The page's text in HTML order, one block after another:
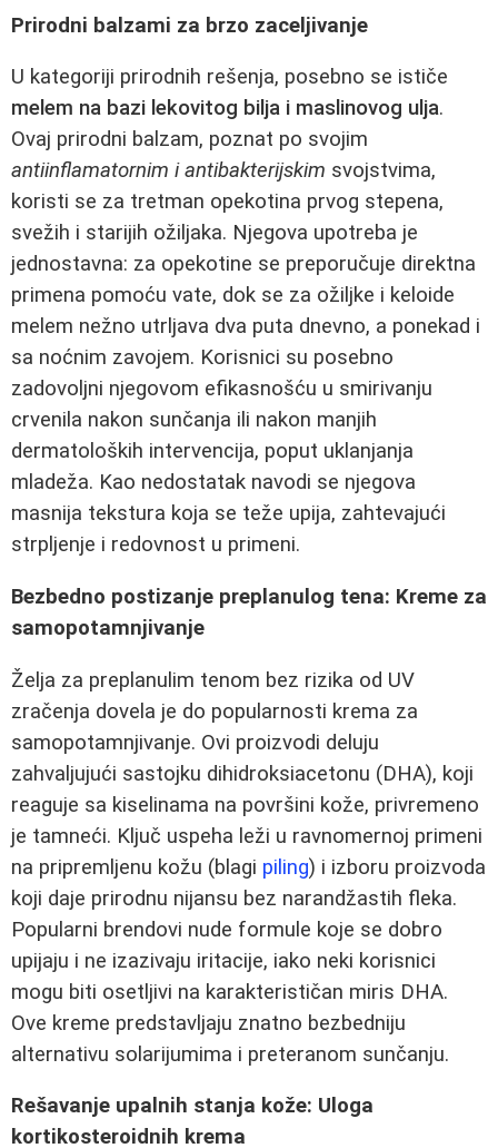
Prirodni balzami za brzo zaceljivanje
U kategoriji prirodnih rešenja, posebno se ističe
melem na bazi lekovitog bilja i maslinovog ulja.
Ovaj prirodni balzam, poznat po svojim
antiinflamatornim i antibakterijskim svojstvima,
koristi se za tretman opekotina prvog stepena,
svežih i starijih ožiljaka. Njegova upotreba je
jednostavna: za opekotine se preporučuje direktna
primena pomoću vate, dok se za ožiljke i keloide
melem nežno utrljava dva puta dnevno, a ponekad i
sa noćnim zavojem. Korisnici su posebno
zadovoljni njegovom efikasnošću u smirivanju
crvenila nakon sunčanja ili nakon manjih
dermatoloških intervencija, poput uklanjanja
mladeža. Kao nedostatak navodi se njegova
masnija tekstura koja se teže upija, zahtevajući
strpljenje i redovnost u primeni.
Bezbedno postizanje preplanulog tena: Kreme za
samopotamnjivanje
Želja za preplanulim tenom bez rizika od UV
zračenja dovela je do popularnosti krema za
samopotamnjivanje. Ovi proizvodi deluju
zahvaljujući sastojku dihidroksiacetonu (DHA), koji
reaguje sa kiselinama na površini kože, privremeno
je tamneći. Ključ uspeha leži u ravnomernoj primeni
na pripremljenu kožu (blagi piling) i izboru proizvoda
koji daje prirodnu nijansu bez narandžastih fleka.
Popularni brendovi nude formule koje se dobro
upijaju i ne izazivaju iritacije, iako neki korisnici
mogu biti osetljivi na karakterističan miris DHA.
Ove kreme predstavljaju znatno bezbedniju
alternativu solarijumima i preteranom sunčanju.
Rešavanje upalnih stanja kože: Uloga
kortikosteroidnih krema